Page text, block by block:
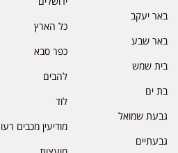
באר יעקב
באר שבע
בית שמש
בת ים
גבעת שמואל
גבעתיים
כל הארץ
כפר סבא
להבים
לוד
מודיעין מכבים